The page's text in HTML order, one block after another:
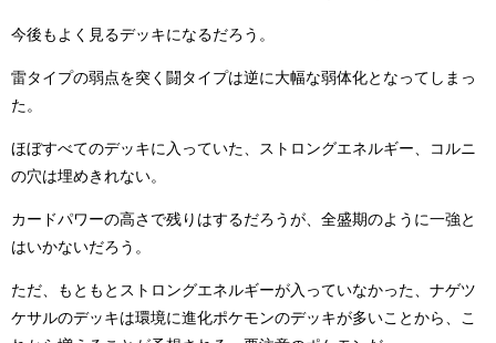
今後もよく見るデッキになるだろう。
雷タイプの弱点を突く闘タイプは逆に大幅な弱体化となってしまっ
た。
ほぼすべてのデッキに入っていた、ストロングエネルギー、コルニ
の穴は埋めきれない。
カードパワーの高さで残りはするだろうが、全盛期のように一強と
はいかないだろう。
ただ、もともとストロングエネルギーが入っていなかった、ナゲツ
ケサルのデッキは環境に進化ポケモンのデッキが多いことから、こ